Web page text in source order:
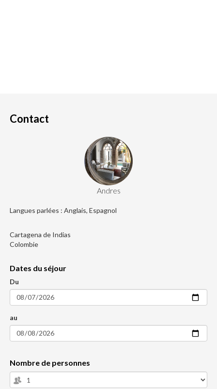
Contact
Andres
Langues parlées : Anglais, Espagnol
Cartagena de Indias
Colombie
Dates du séjour
Du
au
Nombre de personnes